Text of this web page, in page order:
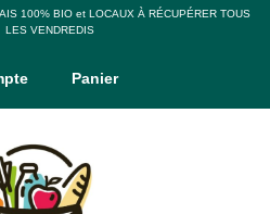
100% BIO et LOCAUX À RÉCUPÉRER TOUS
LES VENDREDIS
Panier